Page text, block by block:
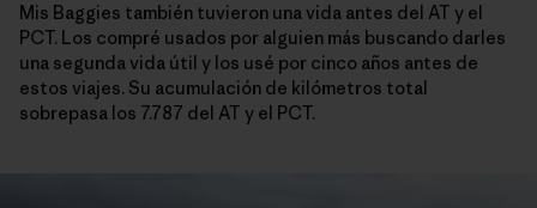
Mis Baggies también tuvieron una vida antes del AT y el
PCT. Los compré usados por alguien más buscando darles
una segunda vida útil y los usé por cinco años antes de
estos viajes. Su acumulación de kilómetros total
sobrepasa los 7.787 del AT y el PCT.